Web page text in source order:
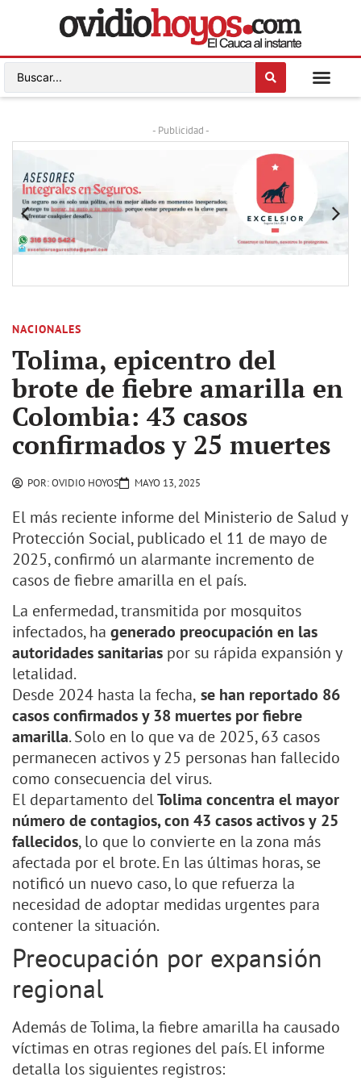
- Publicidad -
NACIONALES
Tolima, epicentro del
brote de fiebre amarilla en
Colombia: 43 casos
confirmados y 25 muertes
POR:OVIDIO HOYOS MAYO 13, 2025
El más reciente informe del Ministerio de Salud y
Protección Social, publicado el 11 de mayo de
2025, confirmó un alarmante incremento de
casos de fiebre amarilla en el país.
La enfermedad, transmitida por mosquitos
infectados, ha generado preocupación en las
autoridades sanitarias por su rápida expansión y
letalidad.
Desde 2024 hasta la fecha, se han reportado 86
casos confirmados y 38 muertes por fiebre
amarilla. Solo en lo que va de 2025, 63 casos
permanecen activos y 25 personas han fallecido
como consecuencia del virus.
El departamento delTolima concentra el mayor
número de contagios, con 43 casos activos y 25
fallecidos, lo que lo convierte en la zona más
afectada por el brote. En las últimas horas, se
notificó un nuevo caso, lo que refuerza la
necesidad de adoptar medidas urgentes para
contener la situación.
Preocupación por expansión
regional
Además de Tolima, la fiebre amarilla ha causado
víctimas en otras regiones del país. El informe
detalla los siguientes registros: